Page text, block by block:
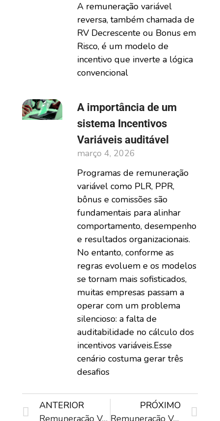
A remuneração variável
reversa, também chamada de
RV Decrescente ou Bonus em
Risco, é um modelo de
incentivo que inverte a lógica
convencional
A importância de um
sistema Incentivos
Variáveis auditável
março 4, 2026
Programas de remuneração
variável como PLR, PPR,
bônus e comissões são
fundamentais para alinhar
comportamento, desempenho
e resultados organizacionais.
No entanto, conforme as
regras evoluem e os modelos
se tornam mais sofisticados,
muitas empresas passam a
operar com um problema
silencioso: a falta de
auditabilidade no cálculo dos
incentivos variáveis.Esse
cenário costuma gerar três
desafios
ANTERIOR
Remuneração Variável Reversa: melhore a gestão de performance com a aversão à perda
PRÓXIMO
Remuneração Variável no Brasil: Por Que Automatizar o Cálculo Deixou de Ser Opcional?